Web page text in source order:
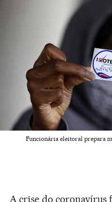
Funcionária eleitoral prepara
A crise do